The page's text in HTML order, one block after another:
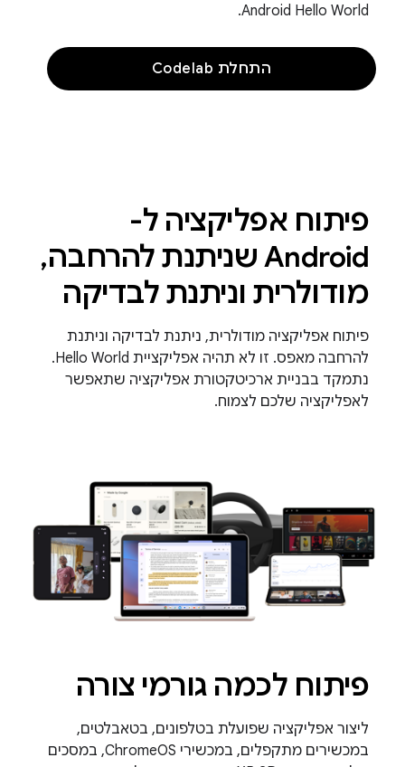
Android Hello World.
התחלת Codelab
פיתוח אפליקציה ל-
Android שניתנת להרחבה,
מודולרית וניתנת לבדיקה
פיתוח אפליקציה מודולרית, ניתנת לבדיקה וניתנת
להרחבה מאפס. זו לא תהיה אפליקציית Hello World.
נתמקד בבניית ארכיטקטורת אפליקציה שתאפשר
לאפליקציה שלכם לצמוח.
פיתוח לכמה גורמי צורה
ליצור אפליקציה שפועלת בטלפונים, בטאבלטים,
במכשירים מתקפלים, במכשירי ChromeOS, במסכים